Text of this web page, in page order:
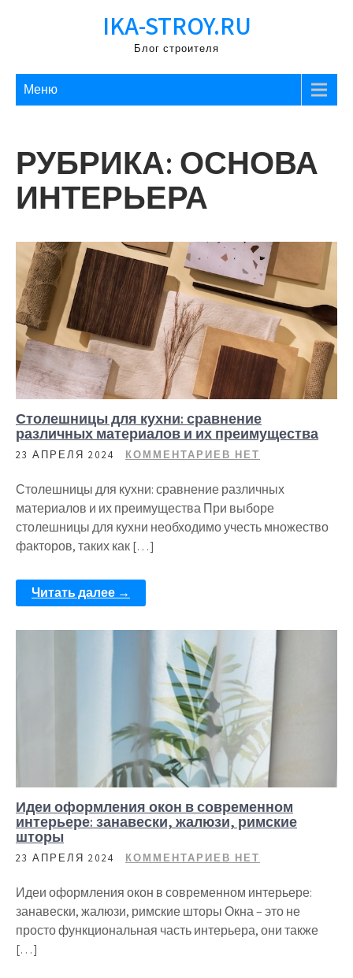
IKA-STROY.RU
Блог строителя
Меню
РУБРИКА: ОСНОВА
ИНТЕРЬЕРА
Столешницы для кухни: сравнение
различных материалов и их преимущества
23 АПРЕЛЯ 2024 КОММЕНТАРИЕВ НЕТ
Столешницы для кухни: сравнение различных
материалов и их преимущества При выборе
столешницы для кухни необходимо учесть множество
факторов, таких как […]
Читать далее →
Идеи оформления окон в современном
интерьере: занавески, жалюзи, римские
шторы
23 АПРЕЛЯ 2024 КОММЕНТАРИЕВ НЕТ
Идеи оформления окон в современном интерьере:
занавески, жалюзи, римские шторы Окна – это не
просто функциональная часть интерьера, они также
[…]